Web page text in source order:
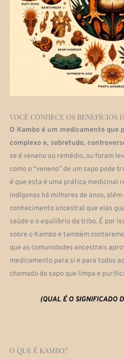
VOCÊ CONHECE OS BENEFÍCIOS
O Kambo é um medicamento que
complexo e, sobretudo,
se é veneno ou remédio, ou foram
como o “veneno” de um sapo pode
é que esta é uma prática medicinal
indígenas há milhares de anos,
conhecimento ancestral que elas
saúde e o equilíbrio da tribo. É por
sobre o Kambo e também
que as comunidades ancestrais
medicamento para si e para todos
chamado do sapo que limpa e
(QUAL É O SIGNIFICADO
O QUE É KAMBO?